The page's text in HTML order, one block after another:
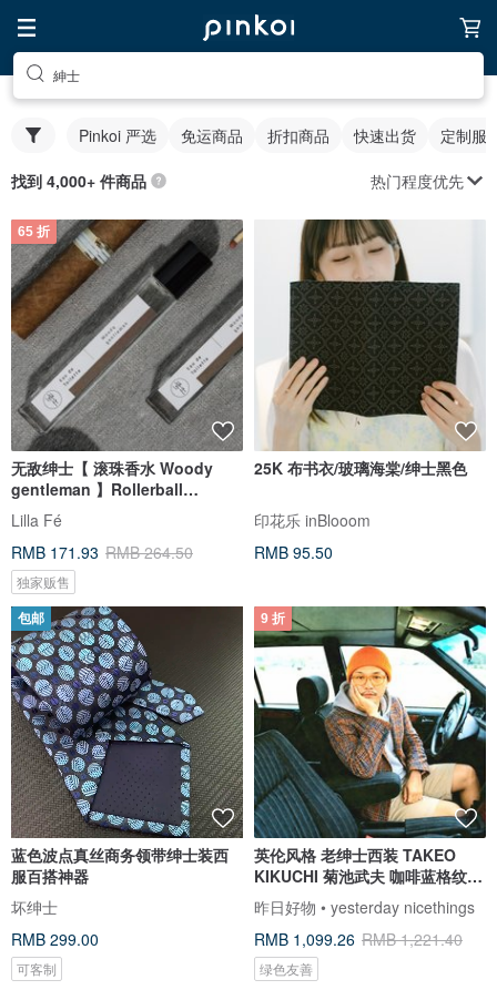
紳士
Pinkoi 严选 免运商品 折扣商品 快速出货 定制服
找到 4,000+ 件商品 热门程度优先
65 折
无敌绅士【 滚珠香水 Woody
gentleman 】Rollerball
perfume
Lilla Fé
RMB 171.93 RMB 264.50
独家贩售
25K 布书衣/玻璃海棠/绅士黑色
印花乐 inBlooom
RMB 95.50
包邮
蓝色波点真丝商务领带绅士装西
服百搭神器
坏绅士
RMB 299.00
可客制
9 折
英伦风格 老绅士西装 TAKEO
KIKUCHI 菊池武夫 咖啡蓝格纹老
西装
昨日好物 • yesterday nicethings
RMB 1,099.26 RMB 1,221.40
绿色友善